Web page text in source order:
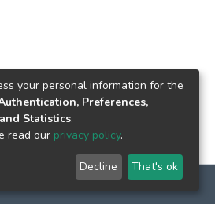
your personal information for the
Preferences,
Statistics.
read our privacy policy.
Decline That's ok